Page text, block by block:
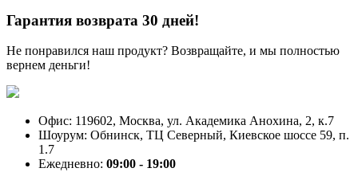
Гарантия возврата 30 дней!
Не понравился наш продукт? Возвращайте, и мы полностью
вернем деньги!
Офис: 119602, Москва, ул. Академика Анохина, 2, к.7
Шоурум: Обнинск, ТЦ Северный, Киевское шоссе 59, п.
1.7
Ежедневно: 09:00 - 19:00